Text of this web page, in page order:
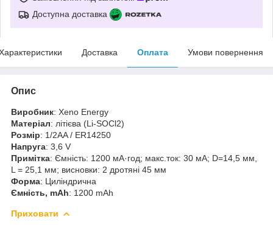
Доступна доставка
Доставка Оплата Умови повернення
Опис
Виробник: Xeno Energy
Матеріал: літієва (Li-SOCl2)
Розмір: 1/2AA / ER14250
Напруга: 3,6 V
Примітка: Ємність: 1200 мА·год; макс.ток: 30 мА; D=14,5 мм,
L = 25,1 мм; висновки: 2 дротяні 45 мм
Форма: Циліндрична
Ємність, mAh: 1200 mAh
Приховати